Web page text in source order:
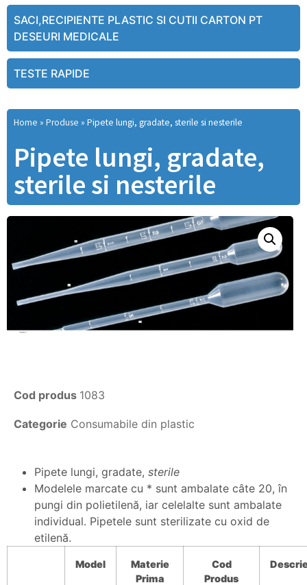
SACI,RECIPIENTE PLASTIC SI CUTII CARTON PT
DESEURI MEDICALE
TESTE RAPIDE
Home » Produse » Pipete lungi, gradate, sterile si nesterile
Pipete lungi, gradate,
sterile si nesterile
Cod produs 1083
Categorie Consumabile din plastic
Pipete lungi, gradate, sterile
Modelele marcate cu * sunt ambalate câte 20, în
pungi din polietilenă, iar celelalte sunt ambalate
individual. Pipetele sunt sterilizate cu oxid de
etilenă.
Model
Materie
Prima
Cod
Produs